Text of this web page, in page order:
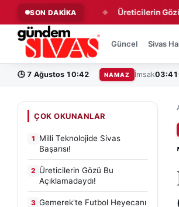
SON DAKİKA
Sivas Başarısı! Üreticilerin Gözü Bu
Güncel Sivas
🕒 7 Ağustos 10:42 NAMAZ İmsak03:41
ÇOK OKUNANLAR
1 Milli Teknolojide Sivas
Başarısı!
2 Üreticilerin Gözü Bu
Açıklamadaydı!
3 Gemerek'te Futbol Heyecanı